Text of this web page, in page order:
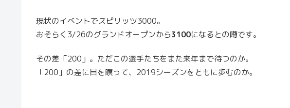
現状のイベントでスピリッツ3000。
おそらく3/26のグランドオープンから3100になるとの噂です。
その差「200」。ただこの選手たちをまた来年まで待つのか。
「200」の差に目を瞑って、2019シーズンをともに歩むのか。